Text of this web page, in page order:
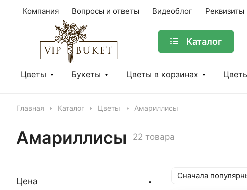
Компания Вопросы и ответы Видеоблог Реквизиты
Каталог
Цветы Букеты Цветы в корзинах
Главная Каталог Цветы Амариллисы
Амариллисы 22 товара
Сначала
Цена